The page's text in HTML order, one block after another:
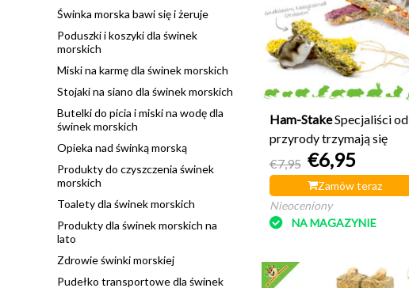
Świnka morska bawi się i żeruje
Poduszki i koszyki dla świnek
morskich
Miski na karmę dla świnek morskich
Stojaki na siano dla świnek morskich
Butelki do picia i miski na wodę dla
świnek morskich
Opieka nad świnką morską
Produkty do czyszczenia świnek
morskich
Toalety dla świnek morskich
Produkty dla świnek morskich na
lato
Zdrowie świnki morskiej
Pudełko transportowe dla świnek
Ham-StakeSpecjaliści od
przyrody trzymają się
€7,95 €6,95
Zamów teraz
Nieoceniony
NA MAGAZYNIE